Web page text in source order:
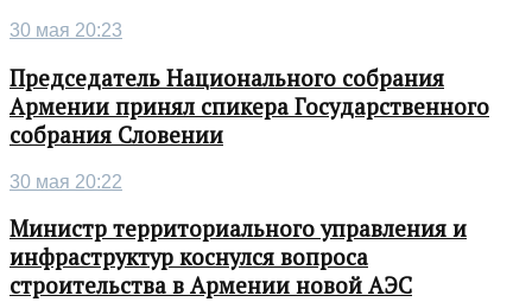
30 мая 20:23
Председатель Национального собрания
Армении принял спикера Государственного
собрания Словении
30 мая 20:22
Министр территориального управления и
инфраструктур коснулся вопроса
строительства в Армении новой АЭС